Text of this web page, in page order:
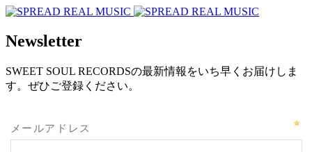
Newsletter
SWEET SOUL RECORDSの最新情報をいち早くお届けしま
す。ぜひご登録ください。